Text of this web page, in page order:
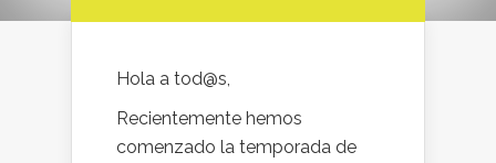
Hola a tod@s,
Recientemente hemos
comenzado la temporada de